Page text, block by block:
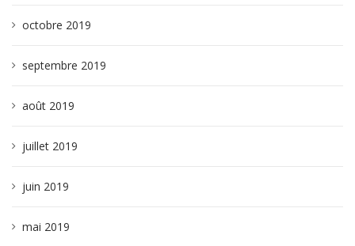
octobre 2019
septembre 2019
août 2019
juillet 2019
juin 2019
mai 2019